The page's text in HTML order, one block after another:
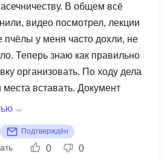
В общем всё
видео посмотрел, лекции
пчёлы у меня часто дохли, не
Теперь знаю как правильно
организовать. По ходу дела
места вставать. Документ
бесплатно, это хорошо.
отвечал на вопросы,
нет конечно, надо
Подтверждён
0 0